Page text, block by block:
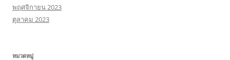
พฤศจิกายน 2023
ตุลาคม 2023
หมวดหมู่